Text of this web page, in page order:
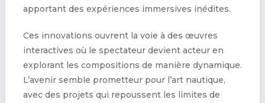
apportant des expériences immersives inédites.
Ces innovations ouvrent la voie à des œuvres
interactives où le spectateur devient acteur en
explorant les compositions de manière dynamique.
L’avenir semble prometteur pour l’art nautique,
avec des projets qui repoussent les limites de